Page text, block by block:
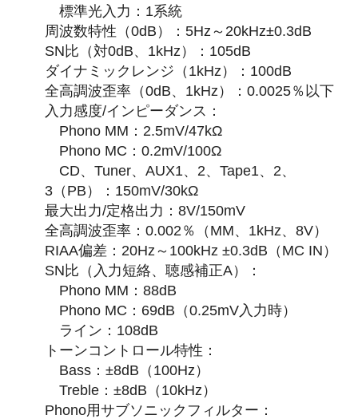
標準光入力：1系統
周波数特性（0dB）：5Hz～20kHz±0.3dB
SN比（対0dB、1kHz）：105dB
ダイナミックレンジ（1kHz）：100dB
全高調波歪率（0dB、1kHz）：0.0025％以下
入力感度/インピーダンス：
Phono MM：2.5mV/47kΩ
Phono MC：0.2mV/100Ω
CD、Tuner、AUX1、2、Tape1、2、
3（PB）：150mV/30kΩ
最大出力/定格出力：8V/150mV
全高調波歪率：0.002％（MM、1kHz、8V）
RIAA偏差：20Hz～100kHz ±0.3dB（MC IN）
SN比（入力短絡、聴感補正A）：
Phono MM：88dB
Phono MC：69dB（0.25mV入力時）
ライン：108dB
トーンコントロール特性：
Bass：±8dB（100Hz）
Treble：±8dB（10kHz）
Phono用サブソニックフィルター：